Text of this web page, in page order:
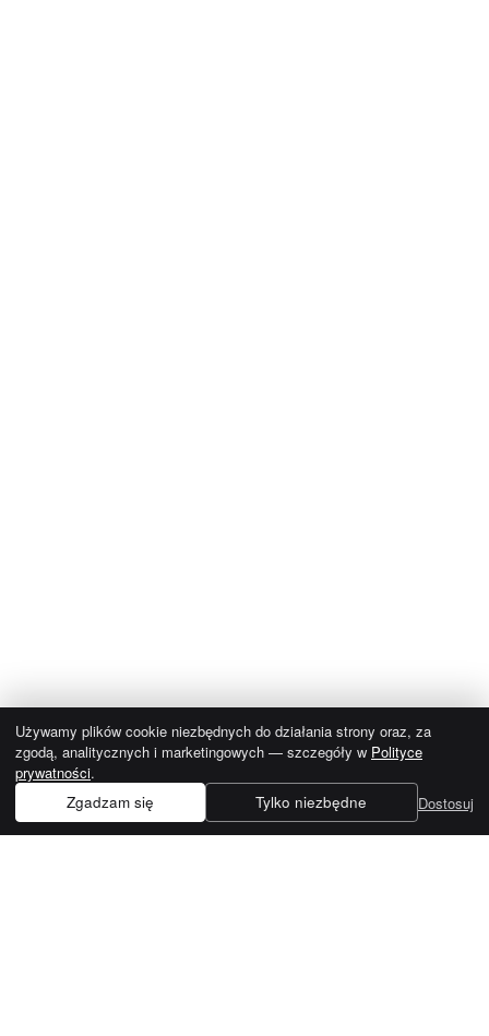
Używamy plików cookie niezbędnych do działania strony oraz, za
zgodą, analitycznych i marketingowych — szczegóły w Polityce
prywatności.
Zgadzam się
Tylko niezbędne Dostosuj